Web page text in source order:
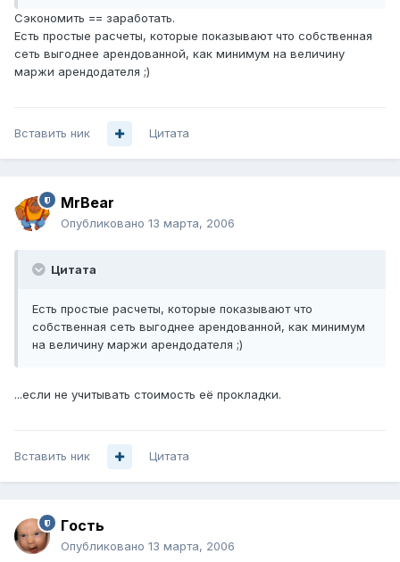
Сэкономить == заработать.
Есть простые расчеты, которые показывают что собственная
сеть выгоднее арендованной, как минимум на величину
маржи арендодателя ;)
Вставить ник Цитата
MrBear
Опубликовано 13 марта, 2006
Цитата
Есть простые расчеты, которые показывают что
собственная сеть выгоднее арендованной, как минимум
на величину маржи арендодателя ;)
...если не учитывать стоимость её прокладки.
Вставить ник Цитата
Гoсть
Опубликовано 13 марта, 2006